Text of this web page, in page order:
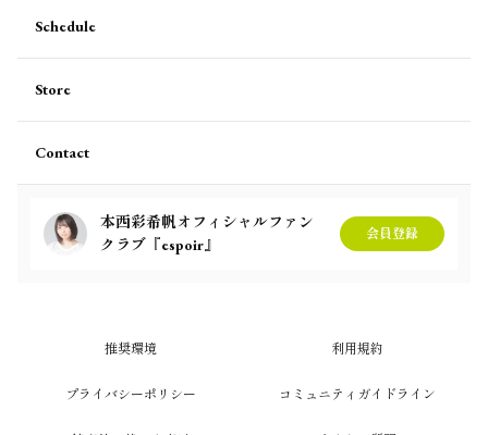
Schedule
Store
Contact
本西彩希帆オフィシャルファン
クラブ『espoir』
会員登録
推奨環境 利用規約
プライバシーポリシー コミュニティガイドライン